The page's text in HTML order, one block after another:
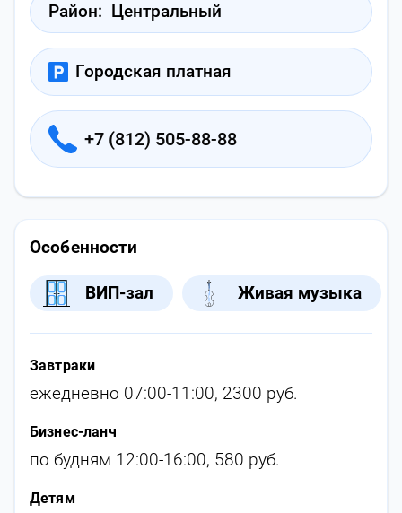
Район: Центральный
Городская платная
+7 (812) 505-88-88
Особенности
ВИП-зал Живая музыка
Завтраки
ежедневно 07:00-11:00, 2300 руб.
Бизнес-ланч
по будням 12:00-16:00, 580 руб.
Детям